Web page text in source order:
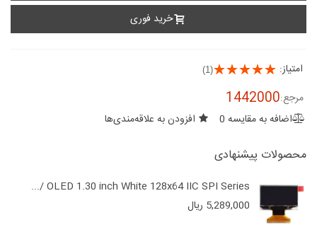
خرید فوری
امتیاز: (1)
مرجع:1442000
اضافه به مقایسه 0 افزودن به علاقه‌مندی‌ها
محصولات پیشنهادی
OLED 1.30 inch White 128x64 IIC SPI Series /...
5,289,000 ریال